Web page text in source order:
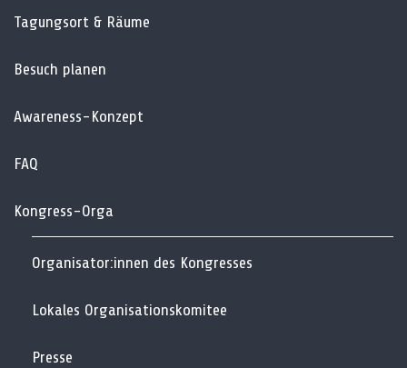
Tagungsort & Räume
Besuch planen
Awareness-Konzept
FAQ
Kongress-Orga
Organisator:innen des Kongresses
Lokales Organisationskomitee
Presse